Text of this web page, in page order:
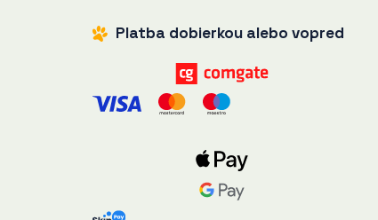
Platba dobierkou alebo vopred